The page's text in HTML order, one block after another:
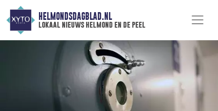
HELMONDSDAGBLAD.NL
lokaal nieuws helmond en de peel